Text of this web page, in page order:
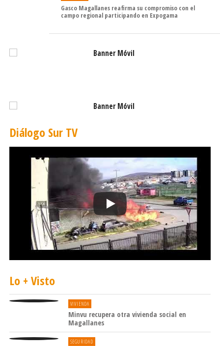
Gasco Magallanes reafirma su compromiso con el
campo regional participando en Expogama
Diálogo Sur TV
Lo + Visto
VIVIENDA
Minvu recupera otra vivienda social en
Magallanes
SEGURIDAD